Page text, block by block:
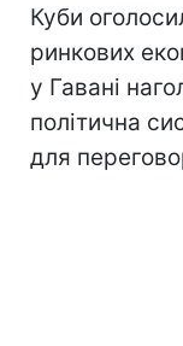
Куби
ринкових
у Гавані
політична
для